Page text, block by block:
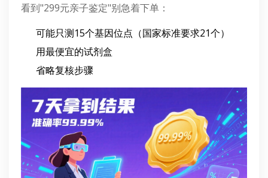
看到"299元亲子鉴定"别急着下单：
可能只测15个基因位点（国家标准要求21个）
用最便宜的试剂盒
省略复核步骤